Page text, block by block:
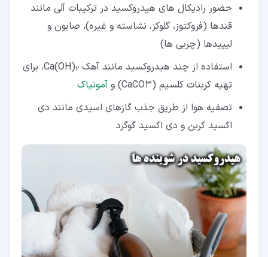
حضور رادیکال های هیدروکسید در ترکیبات آلی مانند
قندها (فروکتوز، گلوکز، نشاسته و غیره)، صابون و
لیپیدها (چربی ها)
استفاده از چند هیدروکسید مانند آهک Ca(OH) 2
، برای
تهیه کربنات کلسیم (CaCO3) و
آمونیاک
تصفیه هوا از طریق جذب گازهای اسیدی مانند دی
اکسید کربن و دی اکسید گوگرد